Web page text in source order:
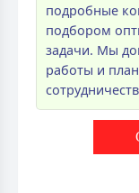
подробные
подбором
задачи. Мы
работы и